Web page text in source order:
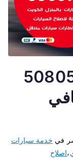
50805535
في خدمة سيارات
،اصلاح